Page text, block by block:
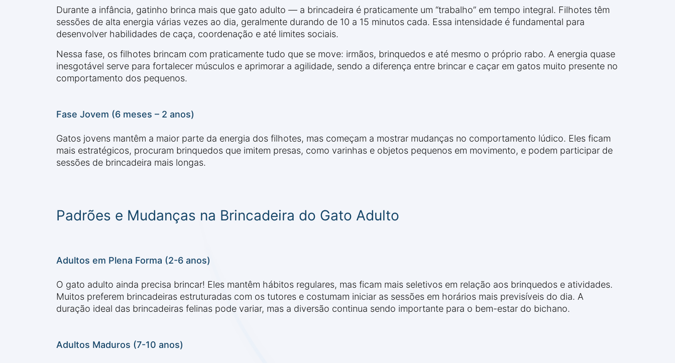
Durante a infância, gatinho brinca mais que gato adulto — a brincadeira é praticamente um “trabalho” em tempo integral. Filhotes têm
sessões de alta energia várias vezes ao dia, geralmente durando de 10 a 15 minutos cada. Essa intensidade é fundamental para
desenvolver habilidades de caça, coordenação e até limites sociais.
Nessa fase, os filhotes brincam com praticamente tudo que se move: irmãos, brinquedos e até mesmo o próprio rabo. A energia quase
inesgotável serve para fortalecer músculos e aprimorar a agilidade, sendo a diferença entre brincar e caçar em gatos muito presente no
comportamento dos pequenos.
Fase Jovem (6 meses – 2 anos)
Gatos jovens mantêm a maior parte da energia dos filhotes, mas começam a mostrar mudanças no comportamento lúdico. Eles ficam
mais estratégicos, procuram brinquedos que imitem presas, como varinhas e objetos pequenos em movimento, e podem participar de
sessões de brincadeira mais longas.
Padrões e Mudanças na Brincadeira do Gato Adulto
Adultos em Plena Forma (2-6 anos)
O gato adulto ainda precisa brincar! Eles mantêm hábitos regulares, mas ficam mais seletivos em relação aos brinquedos e atividades.
Muitos preferem brincadeiras estruturadas com os tutores e costumam iniciar as sessões em horários mais previsíveis do dia. A
duração ideal das brincadeiras felinas pode variar, mas a diversão continua sendo importante para o bem-estar do bichano.
Adultos Maduros (7-10 anos)